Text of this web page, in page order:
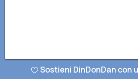
Sostieni DinDonDan con